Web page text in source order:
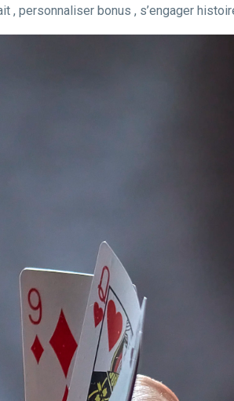
, personnaliser bonus , s’engager